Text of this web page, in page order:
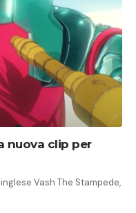
nuova clip per
Vash The Stampede,